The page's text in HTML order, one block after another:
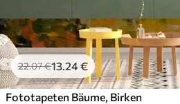
22.07€13.24€
Fototapeten Bäume, Birken